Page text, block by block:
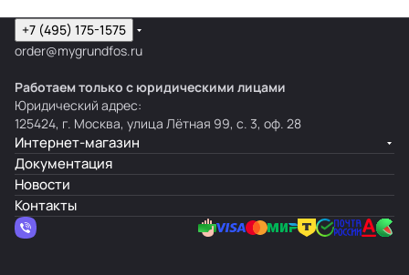
+7 (495) 175-1575
order@mygrundfos.ru
Работаем только с юридическими лицами
Юридический адрес:
125424, г. Москва, улица Лётная 99, с. 3, оф. 28
Интернет-магазин
Документация
Новости
Контакты